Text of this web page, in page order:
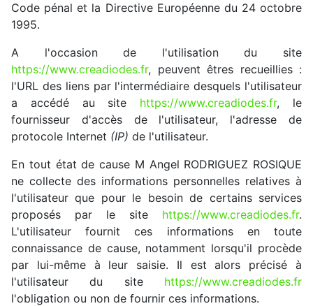
Code pénal et la Directive Européenne du 24 octobre
1995.
A l'occasion de l'utilisation du site
https://www.creadiodes.fr, peuvent êtres recueillies :
l'URL des liens par l'intermédiaire desquels l'utilisateur
a accédé au site https://www.creadiodes.fr, le
fournisseur d'accès de l'utilisateur, l'adresse de
protocole Internet (IP) de l'utilisateur.
En tout état de cause M Angel RODRIGUEZ ROSIQUE
ne collecte des informations personnelles relatives à
l'utilisateur que pour le besoin de certains services
proposés par le site https://www.creadiodes.fr.
L'utilisateur fournit ces informations en toute
connaissance de cause, notamment lorsqu'il procède
par lui-même à leur saisie. Il est alors précisé à
l'utilisateur du site https://www.creadiodes.fr
l'obligation ou non de fournir ces informations.